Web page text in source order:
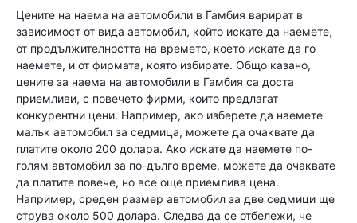
Цените на наема на автомобили в Гамбия варират в
зависимост от вида автомобил, който искате да наемете,
от продължителността на времето, което искате да го
наемете, и от фирмата, която избирате. Общо казано,
цените за наема на автомобили в Гамбия са доста
приемливи, с повечето фирми, които предлагат
конкурентни цени. Например, ако изберете да наемете
малък автомобил за седмица, можете да очаквате да
платите около 200 долара. Ако искате да наемете по-
голям автомобил за по-дълго време, можете да очаквате
да платите повече, но все още приемлива цена.
Например, среден размер автомобил за две седмици ще
струва около 500 долара. Следва да се отбележи, че